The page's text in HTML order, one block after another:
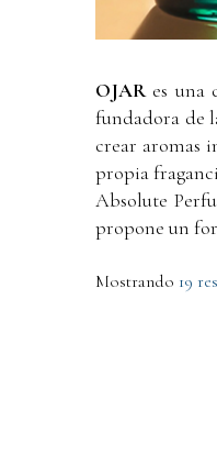
OJAR es una
fundadora de
crear aromas
propia
Absolute
propone un
Mostrando 19